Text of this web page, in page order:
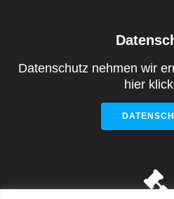
Datenschutz nehmen wir
hier